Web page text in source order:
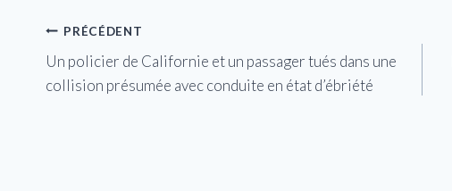
Navigation
de
PRÉCÉDENT
Un policier de Californie et un passager tués dans une
collision présumée avec conduite en état d’ébriété